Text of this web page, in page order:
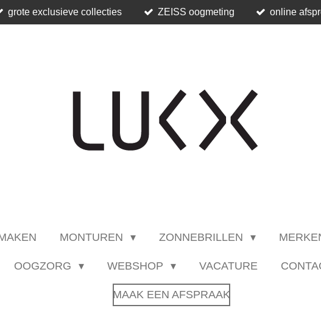
grote exclusieve collecties ZEISS oogmeting online
MONTUREN ZONNEBRILLEN
OOGZORG WEBSHOP VACATURE
MAAK EEN AFSPRAAK